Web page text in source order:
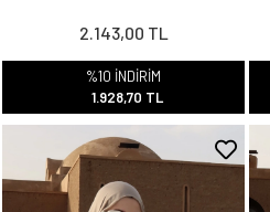
2.143,00 TL
%10 İNDİRİM
1.928,70 TL